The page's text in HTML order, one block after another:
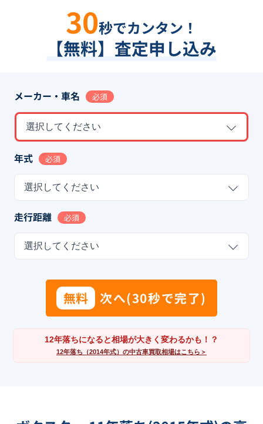
30秒でカンタン！
【無料】査定申し込み
メーカー・車名 必須
選択してください
年式 必須
選択してください
走行距離 必須
選択してください
無料 次へ(30秒で完了)
12年落ちになると相場が大きく変わるかも！？
12年落ち（2014年式）の中古車買取相場はこちら＞